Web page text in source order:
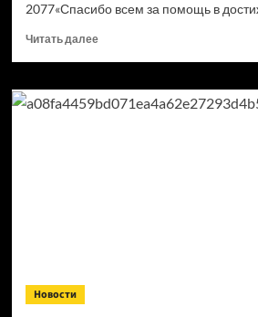
2077«Спасибо всем за помощь в
Читать далееПрочитать
Продажи
Cyberpunk
Новости